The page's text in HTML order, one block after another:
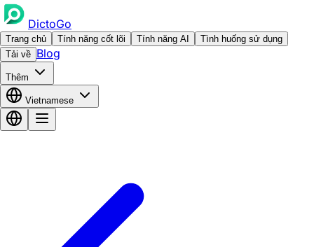
DictoGo
Trang chủ Tính năng cốt lõi Tính năng AI
Tình huống sử dụng
Tải về Blog
Thêm
Vietnamese